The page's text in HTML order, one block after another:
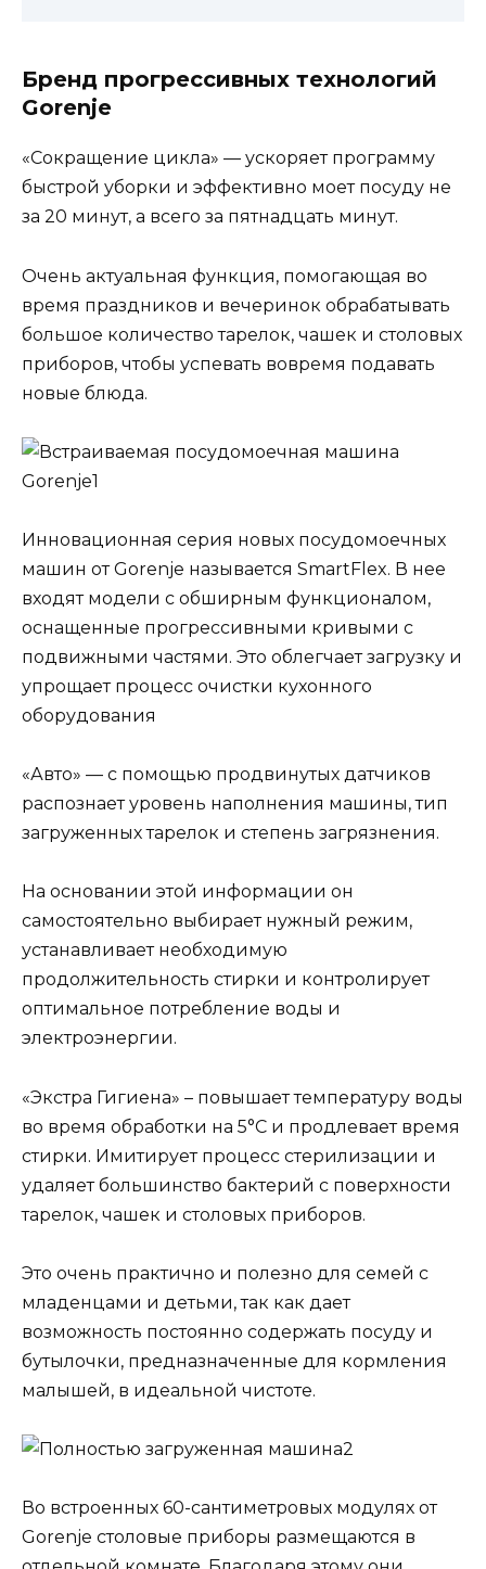
Бренд прогрессивных технологий
Gorenje
«Сокращение цикла» — ускоряет программу
быстрой уборки и эффективно моет посуду не
за 20 минут, а всего за пятнадцать минут.
Очень актуальная функция, помогающая во
время праздников и вечеринок обрабатывать
большое количество тарелок, чашек и столовых
приборов, чтобы успевать вовремя подавать
новые блюда.
Инновационная серия новых посудомоечных
машин от Gorenje называется SmartFlex. В нее
входят модели с обширным функционалом,
оснащенные прогрессивными кривыми с
подвижными частями. Это облегчает загрузку и
упрощает процесс очистки кухонного
оборудования
«Авто» — с помощью продвинутых датчиков
распознает уровень наполнения машины, тип
загруженных тарелок и степень загрязнения.
На основании этой информации он
самостоятельно выбирает нужный режим,
устанавливает необходимую
продолжительность стирки и контролирует
оптимальное потребление воды и
электроэнергии.
«Экстра Гигиена» – повышает температуру воды
во время обработки на 5°С и продлевает время
стирки. Имитирует процесс стерилизации и
удаляет большинство бактерий с поверхности
тарелок, чашек и столовых приборов.
Это очень практично и полезно для семей с
младенцами и детьми, так как дает
возможность постоянно содержать посуду и
бутылочки, предназначенные для кормления
малышей, в идеальной чистоте.
Во встроенных 60-сантиметровых модулях от
Gorenje столовые приборы размещаются в